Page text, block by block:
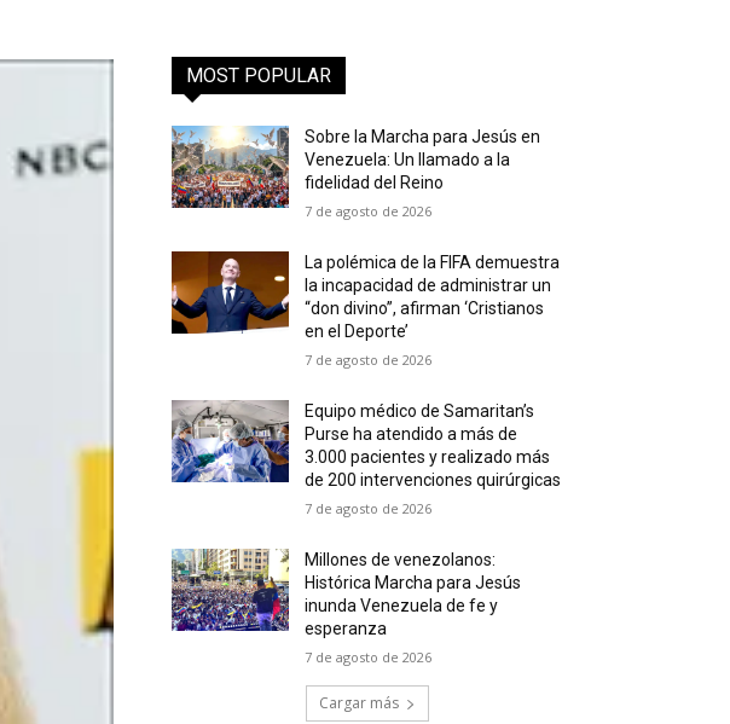
MOST POPULAR
Sobre la Marcha para Jesús en
Venezuela: Un llamado a la
fidelidad del Reino
7 de agosto de 2026
La polémica de la FIFA demuestra
la incapacidad de administrar un
“don divino”, afirman ‘Cristianos
en el Deporte’
7 de agosto de 2026
Equipo médico de Samaritan’s
Purse ha atendido a más de
3.000 pacientes y realizado más
de 200 intervenciones quirúrgicas
7 de agosto de 2026
Millones de venezolanos:
Histórica Marcha para Jesús
inunda Venezuela de fe y
esperanza
7 de agosto de 2026
Cargar más